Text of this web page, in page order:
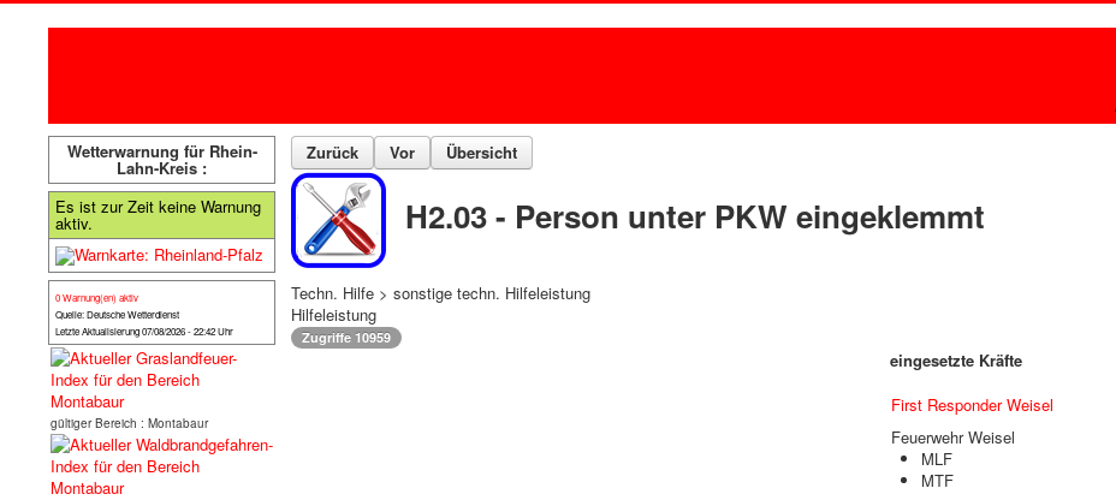
Wetterwarnung für Rhein-
Lahn-Kreis :
Es ist zur Zeit keine Warnung
aktiv.
0 Warnung(en) aktiv
Quelle: Deutsche Wetterdienst
Letzte Aktualisierung 07/08/2026 - 22:42 Uhr
gültiger Bereich : Montabaur
Zurück Vor Übersicht
H2.03 - Person unter PKW eingeklemmt
Techn. Hilfe > sonstige techn. Hilfeleistung
Hilfeleistung
Zugriffe 10959
eingesetzte Kräfte
First Responder Weisel
Feuerwehr Weisel
MLF
MTF